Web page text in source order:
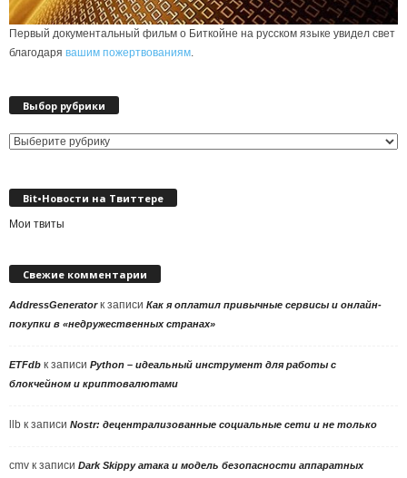
Первый документальный фильм о Биткойне на русском языке увидел свет
благодаря вашим пожертвованиям.
Выбор рубрики
Выбор
Bit•Новости на Твиттере
Мои твиты
Свежие комментарии
AddressGeneratorк записи Как я оплатил привычные сервисы и онлайн-
покупки в «недружественных странах»
ETFdb к записи Python – идеальный инструмент для работы с
блокчейном и криптовалютами
llb к записи Nostr: децентрализованные социальные сети и не только
cmv к записи Dark Skippy атака и модель безопасности аппаратных